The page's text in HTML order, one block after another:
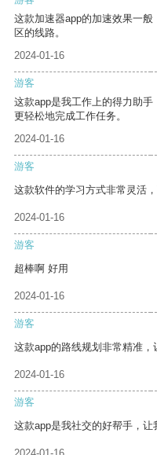
这款加速器app的加速效果一
区的线路。
2024-01-16
游客
这款app是我工作上的得力助
更轻松地完成工作任务。
2024-01-16
游客
这款软件的学习方式非常灵活
2024-01-16
游客
超棒啊 好用
2024-01-16
游客
这款app的路线规划非常精准，
2024-01-16
游客
这款app是我社交的好帮手，让